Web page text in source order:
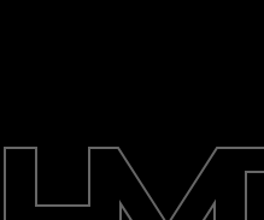
Asistență